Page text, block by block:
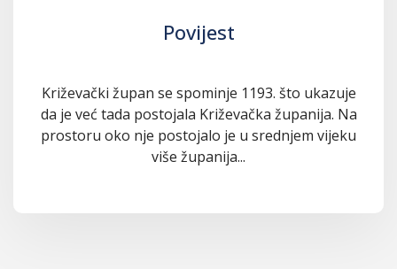
Povijest
Križevački župan se spominje 1193. što ukazuje
da je već tada postojala Križevačka županija. Na
prostoru oko nje postojalo je u srednjem vijeku
više županija...